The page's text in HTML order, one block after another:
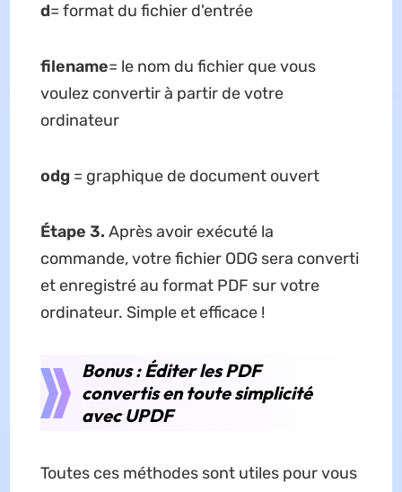
d= format du fichier d'entrée
filename= le nom du fichier que vous
voulez convertir à partir de votre
ordinateur
odg = graphique de document ouvert
Étape 3. Après avoir exécuté la
commande, votre fichier ODG sera converti
et enregistré au format PDF sur votre
ordinateur. Simple et efficace !
Bonus : Éditer les PDF
convertis en toute simplicité
avec UPDF
Toutes ces méthodes sont utiles pour vous